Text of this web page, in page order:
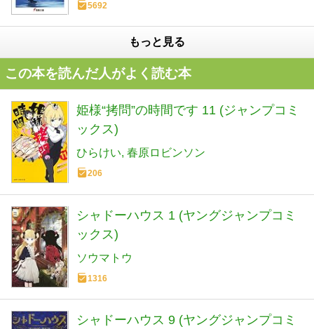
5692
もっと見る
この本を読んだ人がよく読む本
姫様“拷問”の時間です 11 (ジャンプコミ
ックス)
ひらけい 春原ロビンソン
206
シャドーハウス 1 (ヤングジャンプコミ
ックス)
ソウマトウ
1316
シャドーハウス 9 (ヤングジャンプコミ